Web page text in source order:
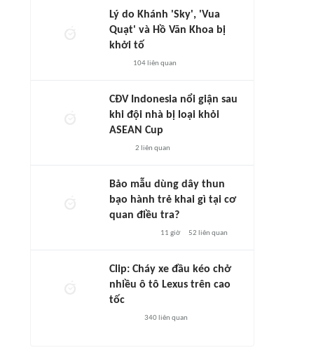
Lý do Khánh 'Sky', 'Vua
Quạt' và Hồ Văn Khoa bị
khởi tố
104liên quan
CĐV Indonesia nổi giận sau
khi đội nhà bị loại khỏi
ASEAN Cup
2 liên quan
Bảo mẫu dùng dây thun
bạo hành trẻ khai gì tại cơ
quan điều tra?
11 giờ 52 liên quan
Clip: Cháy xe đầu kéo chở
nhiều ô tô Lexus trên cao
tốc
340liên quan